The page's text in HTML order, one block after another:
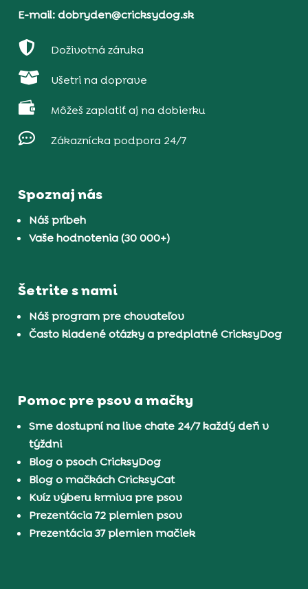
E-mail: dobryden@cricksydog.sk
 Doživotná záruka
 Ušetri na doprave
 Môžeš zaplatiť aj na dobierku
 Zákaznícka podpora 24/7
Spoznaj nás
Náš príbeh
Vaše hodnotenia (30 000+)
Šetrite s nami
Náš program pre chovateľov
Často kladené otázky a predplatné CricksyDog
Pomoc pre psov a mačky
Sme dostupní na live chate 24/7 každý deň v
týždni
Blog o psoch CricksyDog
Blog o mačkách CricksyCat
Kvíz výberu krmiva pre psov
Prezentácia 72 plemien psov
Prezentácia 37 plemien mačiek